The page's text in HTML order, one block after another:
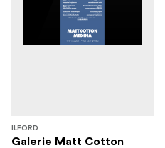
ILFORD
Galerie Matt Cotton